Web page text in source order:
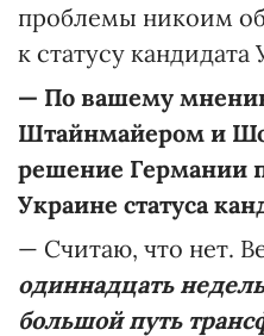
проблемы никоим
к статусу кандидата
— По вашему
Штайнмайером и
решение Германии
Украине статуса
— Считаю, что нет.
одиннадцать
большой путь